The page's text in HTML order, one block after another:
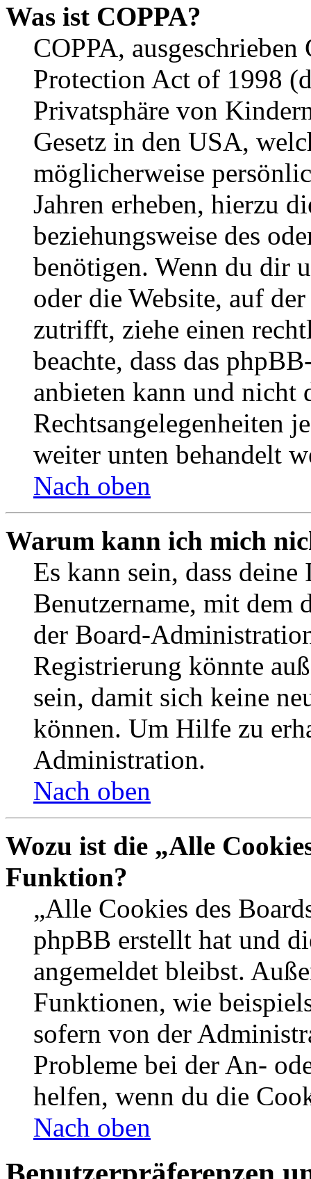
Was ist COPPA?
COPPA,
Protection Act of 1998
Privatsphäre von
Gesetz in den USA,
möglicherweise
Jahren erheben, hierzu
beziehungsweise des
benötigen. Wenn du dir
oder die Website, auf
zutrifft, ziehe einen
beachte, dass das
anbieten kann und nicht
Rechtsangelegenheiten
weiter unten behandelt
Nach oben
Warum kann ich mich
Es kann sein, dass
Benutzername, mit dem
der Board-
Registrierung könnte
sein, damit sich keine
können. Um Hilfe zu
Administration.
Nach oben
Wozu ist die „Alle
Funktion?
„Alle Cookies des
phpBB erstellt hat und
angemeldet bleibst.
Funktionen, wie
sofern von der
Probleme bei der An-
helfen, wenn du die
Nach oben